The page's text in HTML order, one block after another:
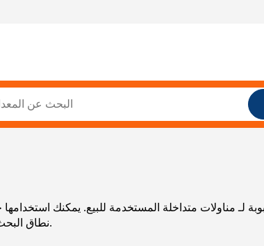
لـ مناولات متداخلة المستخدمة للبيع. يمكنك
نطاق البحث ، يرجى استخدام شريط التنقل الموجود على الجانب الأيسر.